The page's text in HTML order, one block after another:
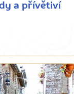
a přívětiví